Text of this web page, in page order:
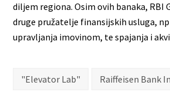
diljem regiona. Osim ovih banaka, RBI
druge pružatelje finansijskih usluga,
upravljanja imovinom, te spajanja i
"Elevator Lab" Raiffeisen Bank